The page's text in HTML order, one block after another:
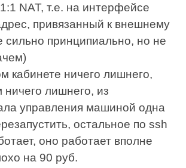
NAT, т.е. на интерфейсе
привязанный к внешнему
сильно принципиально, но не
кабинете ничего лишнего,
ничего лишнего, из
управления машиной одна
остальное по ssh
оно работает вполне
на 90 руб.